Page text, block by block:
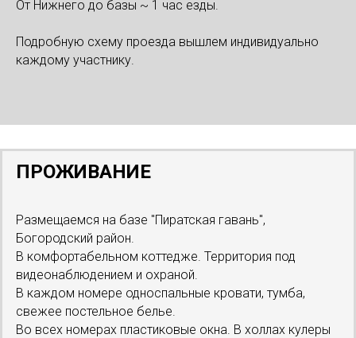
От Нижнего до базы ~ 1 час езды.
Подробную схему проезда вышлем индивидуально
каждому участнику.
ПРОЖИВАНИЕ
Размещаемся на базе "Пиратская гавань",
Богородский район.
В комфортабельном коттедже. Территория под
видеонаблюдением и охраной.
В каждом номере односпальные кровати, тумба,
свежее постельное белье.
Во всех номерах пластиковые окна. В холлах кулеры